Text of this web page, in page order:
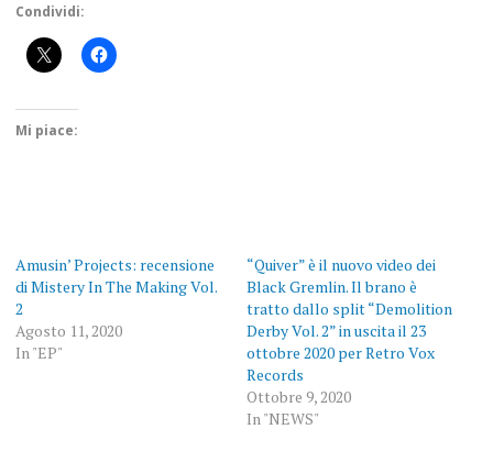
Condividi:
Mi piace:
Amusin’ Projects: recensione
di Mistery In The Making Vol.
2
Agosto 11, 2020
In "EP"
“Quiver” è il nuovo video dei
Black Gremlin. Il brano è
tratto dallo split “Demolition
Derby Vol. 2” in uscita il 23
ottobre 2020 per Retro Vox
Records
Ottobre 9, 2020
In "NEWS"